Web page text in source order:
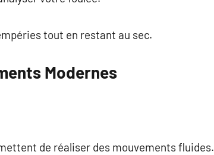
tout en restant au sec.
Modernes
de réaliser des mouvements fluides.